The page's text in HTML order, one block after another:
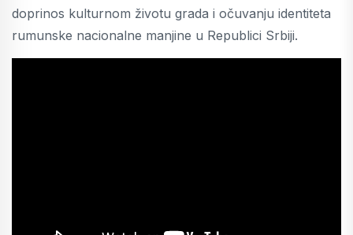
doprinos kulturnom životu grada i očuvanju identiteta
rumunske nacionalne manjine u Republici Srbiji.